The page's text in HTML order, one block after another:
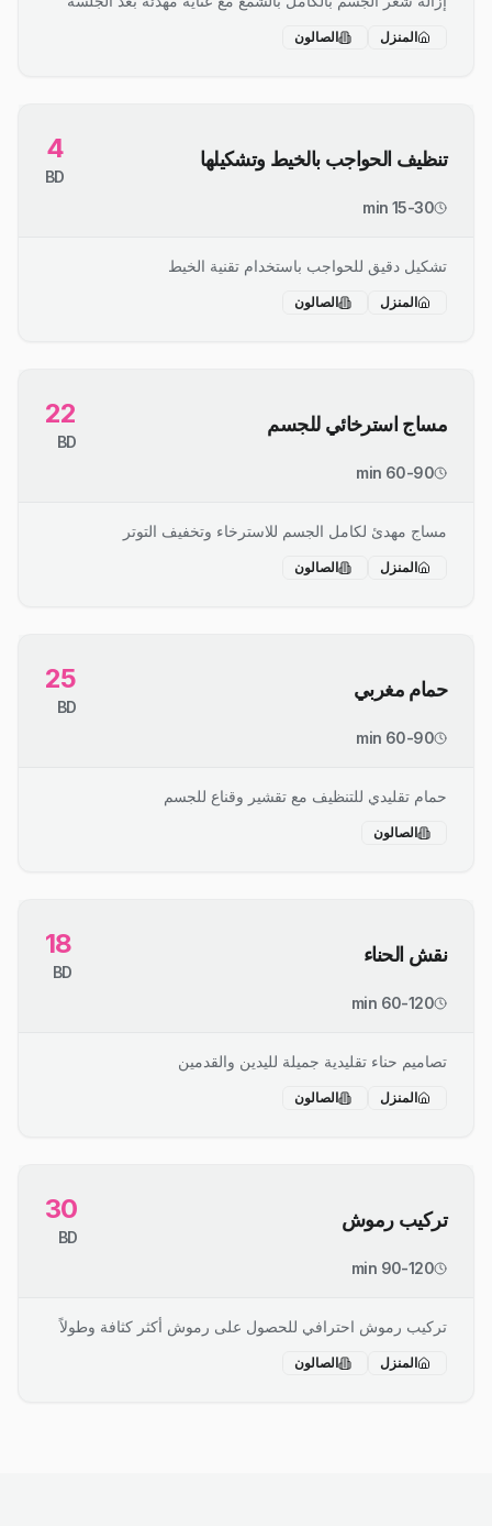
المنزل الصالون
تنظيف الحواجب بالخيط وتشكيلها 4
BD
15-30 min
تشكيل دقيق للحواجب باستخدام تقنية الخيط
المنزل الصالون
مساج استرخائي للجسم 22
BD
60-90 min
مساج مهدئ لكامل الجسم للاسترخاء وتخفيف التوتر
المنزل الصالون
حمام مغربي 25
BD
60-90 min
حمام تقليدي للتنظيف مع تقشير وقناع للجسم
الصالون
نقش الحناء 18
BD
60-120 min
تصاميم حناء تقليدية جميلة لليدين والقدمين
المنزل الصالون
تركيب رموش 30
BD
90-120 min
تركيب رموش احترافي للحصول على رموش أكثر كثافة وطولاً
المنزل الصالون